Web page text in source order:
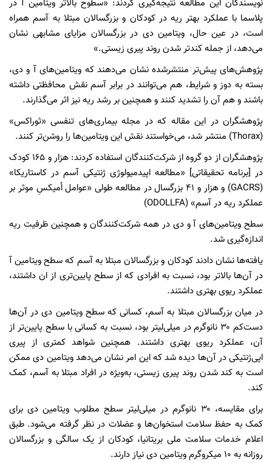
نویسندگان این مطالعه نتیجه‌گیری کردند: «سطوح بالاتر ویتامین آ در
پلاسما با عملکرد بهتر ریه در کودکان و بزرگسالان مبتلا به آسم همراه
است، در عین حال، ویتامین دی در بزرگسالان مزایای مشابهی نشان
می‌دهد، از جمله کندتر شدن روند پیری زیستی.»
پژوهش‌های پیش‌تر منتشرشده نشان می‌دهند که ویتامین‌های آ و دی،
بسته به دوز و شرایط، هم می‌توانند در برابر آسم نقش محافظتی داشته
باشند و هم آن را تشدید کنند و همچنین بر رشد ریه نیز اثر می‌گذارند.
پژوهشگران در این مقاله که در مجله بیماری‌های تنفسی «ثوراکس»
(Thorax) منتشر شد، می‌خواستند نقش این ویتامین‌ها را روشن‌تر کنند.
پژوهشگران از دو گروه از شرکت‌کنندگان استفاده کردند: هزار و ۱۶۵ کودک
در [برنامه تحقیقاتی] «مطالعه اپیدمیولوژی ژنتیکی آسم در کاستاریکا»
(GACRS) و هزار و ۴۱ بزرگسال در مطالعه طولی «عوامل اُمیکسِ موثر بر
عملکرد ریه در آسم» (ODOLLFA)
سطح ویتامین‌های آ و دی در همه شرکت‌کنندگان و همچنین ظرفیت ریه
اندازه‌گیری شد.
یافته‌ها نشان دادند کودکان و بزرگسالان مبتلا به آسم که سطح ویتامین آ
در آن‌ها بالاتر بود، نسبت به افرادی که از سطح پایین‌تری از ان داشتند،
عملکرد ریوی بهتری داشتند.
در میان بزرگسالان مبتلا به آسم، کسانی که سطح ویتامین دی در آن‌ها
دست‌کم ۳۰ نانوگرم در میلی‌لیتر بود، نسبت به کسانی با سطح پایین‌تر از
آن، عملکرد ریوی بهتری داشتند. همچنین شواهد کمتری از پیری
اپی‌ژنتیکی در آن‌ها دیده شد که این امر نشان می‌دهد ویتامین دی ممکن
است به کند شدن روند پیری زیستی، به‌ویژه در افراد مبتلا به آسم، کمک
کند.
برای مقایسه، ۳۰ نانوگرم در میلی‌لیتر سطح مطلوب ویتامین دی برای
کمک به حفظ سلامت استخوان‌ها و عضلات در نظر گرفته می‌شود. طبق
اعلام خدمات سلامت ملی بریتانیا، کودکان از یک‌ سالگی و بزرگسالان
روزانه به ۱۰ میکروگرم ویتامین دی نیاز دارند.